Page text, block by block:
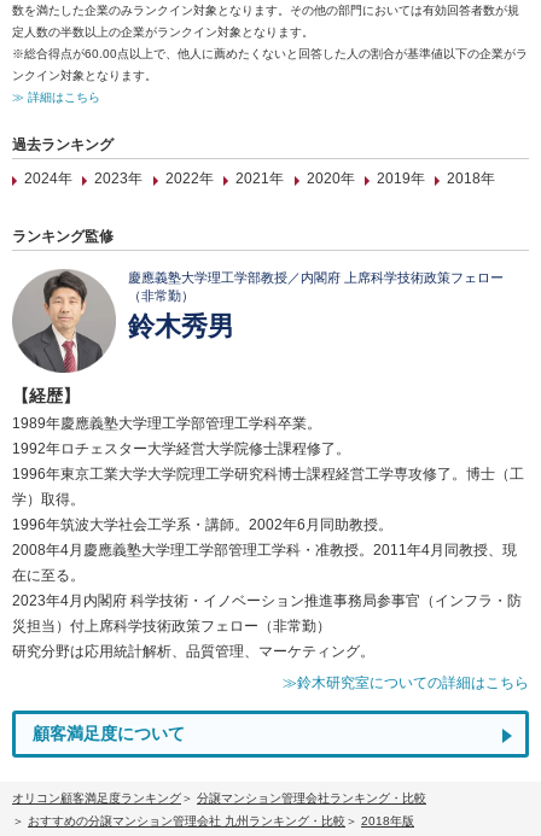
数を満たした企業のみランクイン対象となります。その他の部門においては有効回答者数が規
定人数の半数以上の企業がランクイン対象となります。
※総合得点が60.00点以上で、他人に薦めたくないと回答した人の割合が基準値以下の企業がラ
ンクイン対象となります。
≫ 詳細はこちら
過去ランキング
2024年
2023年 2022年 2021年 2020年 2019年 2018年
ランキング監修
慶應義塾大学理工学部教授／内閣府 上席科学技術政策フェロー
（非常勤）
鈴木秀男
【経歴】
1989年慶應義塾大学理工学部管理工学科卒業。
1992年ロチェスター大学経営大学院修士課程修了。
1996年東京工業大学大学院理工学研究科博士課程経営工学専攻修了。博士（工
学）取得。
1996年筑波大学社会工学系・講師。2002年6月同助教授。
2008年4月慶應義塾大学理工学部管理工学科・准教授。2011年4月同教授、現
在に至る。
2023年4月内閣府 科学技術・イノベーション推進事務局参事官（インフラ・防
災担当）付上席科学技術政策フェロー（非常勤）
研究分野は応用統計解析、品質管理、マーケティング。
≫鈴木研究室についての詳細はこちら
顧客満足度について
オリコン顧客満足度ランキング
分譲マンション管理会社ランキング・比較
おすすめの分譲マンション管理会社 九州ランキング・比較
2018年版